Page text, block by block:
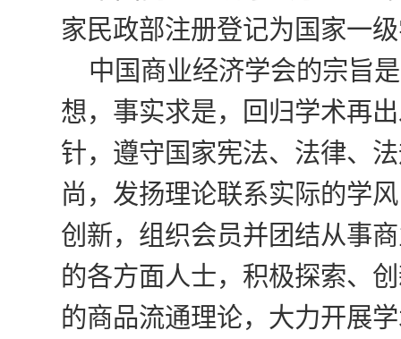
家民政部注册登记为国家一
中国商业经济学会的宗旨
想，事实求是，回归学术再
针，遵守国家宪法、法律、
尚，发扬理论联系实际的学
创新，组织会员并团结从事
的各方面人士，积极探索、
的商品流通理论，大力开展